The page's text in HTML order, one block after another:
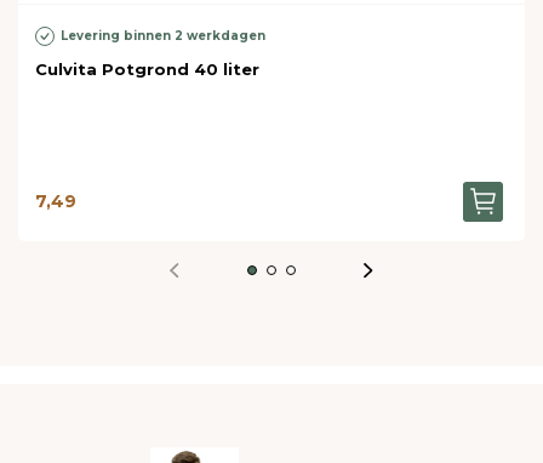
Levering binnen 2 werkdagen
Culvita Potgrond 40 liter
7,49